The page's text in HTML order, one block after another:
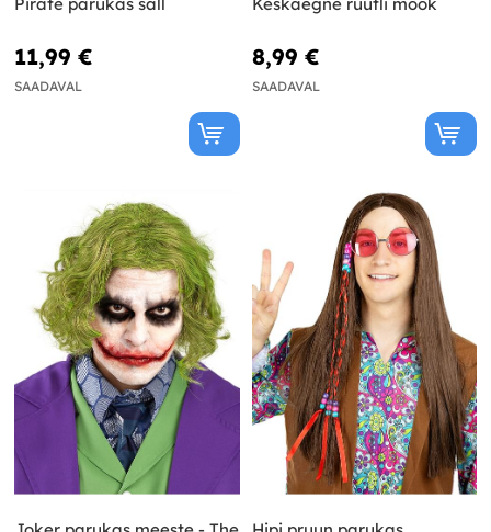
11,99 €
SAADAVAL
8,99 €
SAADAVAL